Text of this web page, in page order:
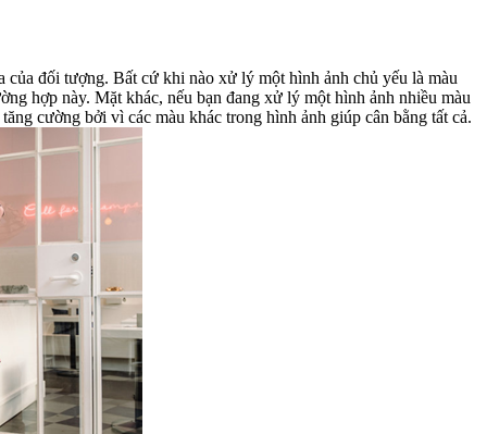
ảnh chủ yếu là màu
ảnh nhiều màu
cường bởi vì các màu khác trong hình ảnh giúp cân bằng tất cả.